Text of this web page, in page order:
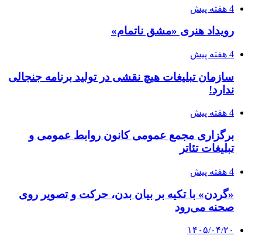
4 هفته پیش
رویداد هنری «مشق ناتمام»
4 هفته پیش
سازمان تبلیغات هیچ نقشی در تولید برنامه جنجالی
ندارد!
4 هفته پیش
برگزاری مجمع عمومی کانون روابط عمومی و
تبلیغات تئاتر
4 هفته پیش
«گردن» با تکیه بر بیان بدن، حرکت و تصویر روی
صحنه می‌رود
۱۴۰۵/۰۴/۲۰